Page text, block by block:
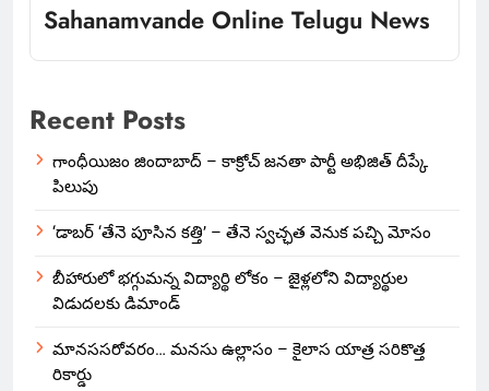
Sahanamvande Online Telugu News
Recent Posts
గాంధీయిజం జిందాబాద్ – కాక్రోచ్ జనతా పార్టీ అభిజిత్ దీప్కే
పిలుపు
‘డాబర్ ‘తేనె పూసిన కత్తి’ – తేనె స్వచ్ఛత వెనుక పచ్చి మోసం
బీహారులో భగ్గుమన్న విద్యార్థి లోకం – జైళ్లలోని విద్యార్థుల
విడుదలకు డిమాండ్
మానససరోవరం… మనసు ఉల్లాసం – కైలాస యాత్ర సరికొత్త
రికార్డు